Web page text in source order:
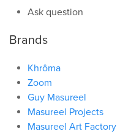
Ask question
Brands
Khrôma
Zoom
Guy Masureel
Masureel Projects
Masureel Art Factory